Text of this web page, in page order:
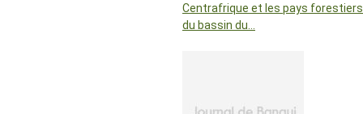
Centrafrique et les pays forestiers
du bassin du…